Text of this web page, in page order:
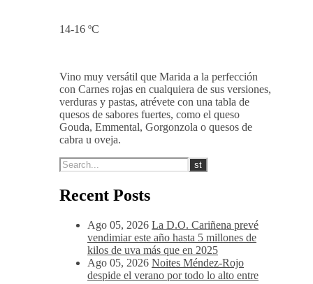
14-16 ºC
Vino muy versátil que Marida a la perfección
con Carnes rojas en cualquiera de sus versiones,
verduras y pastas, atrévete con una tabla de
quesos de sabores fuertes, como el queso
Gouda, Emmental, Gorgonzola o quesos de
cabra u oveja.
Recent Posts
Ago 05, 2026 La D.O. Cariñena prevé
vendimiar este año hasta 5 millones de
kilos de uva más que en 2025
Ago 05, 2026 Noites Méndez-Rojo
despide el verano por todo lo alto entre